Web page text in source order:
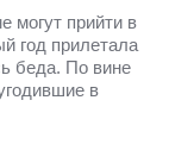
могут прийти в
год прилетала
беда. По вине
в